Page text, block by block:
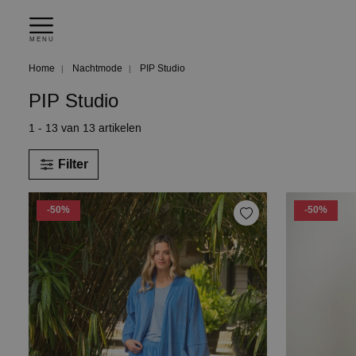
MENU
Home Nachtmode PIP Studio
PIP Studio
1 - 13 van 13 artikelen
Filter
-50% -50%